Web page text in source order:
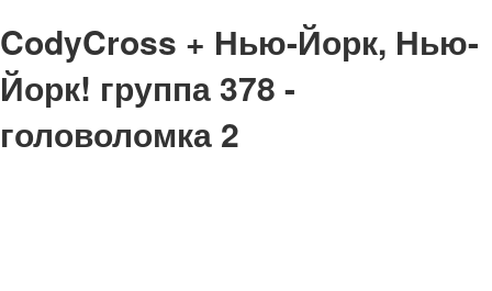
CodyCross + Нью-Йорк, Нью-
Йорк! группа 378 -
головоломка 2